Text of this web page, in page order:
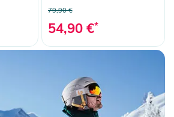
79,90 €
54,90 €*